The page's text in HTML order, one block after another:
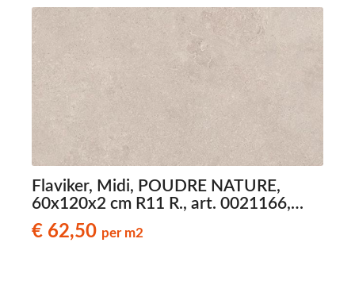
Flaviker, Midi, POUDRE NATURE,
60x120x2 cm R11 R., art. 0021166,
natuursteenlook terrastegels
€ 62,50 per m2